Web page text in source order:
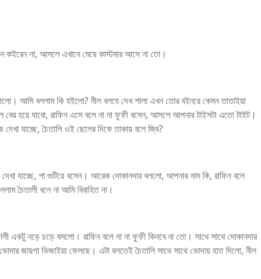
কইরেন না, আসলে এখানে মেয়ে কাস্টমার আসে না তো।
আমি বললাম কি হইলো? নীল বলযে দেখ শালা এখন তোর বইনরে কেমন তাতাইয়া
বের হয়ে যাবো, রাফিন এসে বলে না না ফুফী বসেন, আসলে আপনার টাইসটা এতো টাইট।
যাচ্ছে, চৈতালি ওই ছেলের দিকে তাকায় বলে জ্বি?
যাচ্ছে, পা গুটিয়ে বসেন। আরেক দোকানদার বললো, আপনার নাম কি, রাফিন বলে
চৈতালী বলে না আমি বিবাহিত না।
একটু নড়ে চড়ে বসলো। রাফিন বলে না না ফুফী কিনবে না তো। সাথে সাথে দোকানদার
জায়গা ভিজাইয়া ফেলছে। এটা বলতেই চৈতালি সাথে সাথে ভোদায় হাত দিলো, নীল